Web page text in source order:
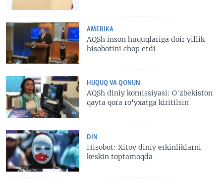
AMERIKA
AQSh inson huquqlariga doir yillik
hisobotini chop etdi
HUQUQ VA QONUN
AQSh diniy komissiyasi: O'zbekiston
qayta qora ro'yxatga kiritilsin
DIN
Hisobot: Xitoy diniy erkinliklarni
keskin toptamoqda